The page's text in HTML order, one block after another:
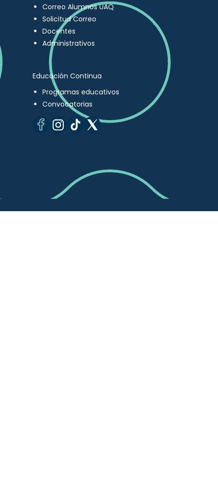
Correo Alumnos UAQ
Solicitud Correo
Docentes
Administrativos
Educación Continua
Programas educativos
Convocatorias